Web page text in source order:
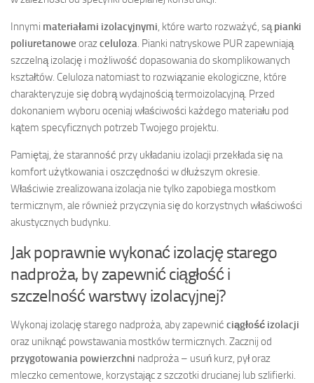
Innymi materiałami izolacyjnymi, które warto rozważyć, sąpianki
poliuretanowe orazceluloza. Pianki natryskowe PUR zapewniają
szczelną izolację i możliwość dopasowania do skomplikowanych
kształtów. Celuloza natomiast to rozwiązanie ekologiczne, które
charakteryzuje się dobrą wydajnością termoizolacyjną. Przed
dokonaniem wyboru oceniaj właściwości każdego materiału pod
kątem specyficznych potrzeb Twojego projektu.
Pamiętaj, że staranność przy układaniu izolacji przekłada się na
komfort użytkowania i oszczędności w dłuższym okresie.
Właściwie zrealizowana izolacja nie tylko zapobiega mostkom
termicznym, ale również przyczynia się do korzystnych właściwości
akustycznych budynku.
Jak poprawnie wykonać izolację starego
nadproża, by zapewnić ciągłość i
szczelność warstwy izolacyjnej?
Wykonaj izolację starego nadproża, aby zapewnić ciągłość izolacji
oraz uniknąć powstawania mostków termicznych. Zacznij od
przygotowania powierzchni nadproża – usuń kurz, pył oraz
mleczko cementowe, korzystając z szczotki drucianej lub szlifierki.